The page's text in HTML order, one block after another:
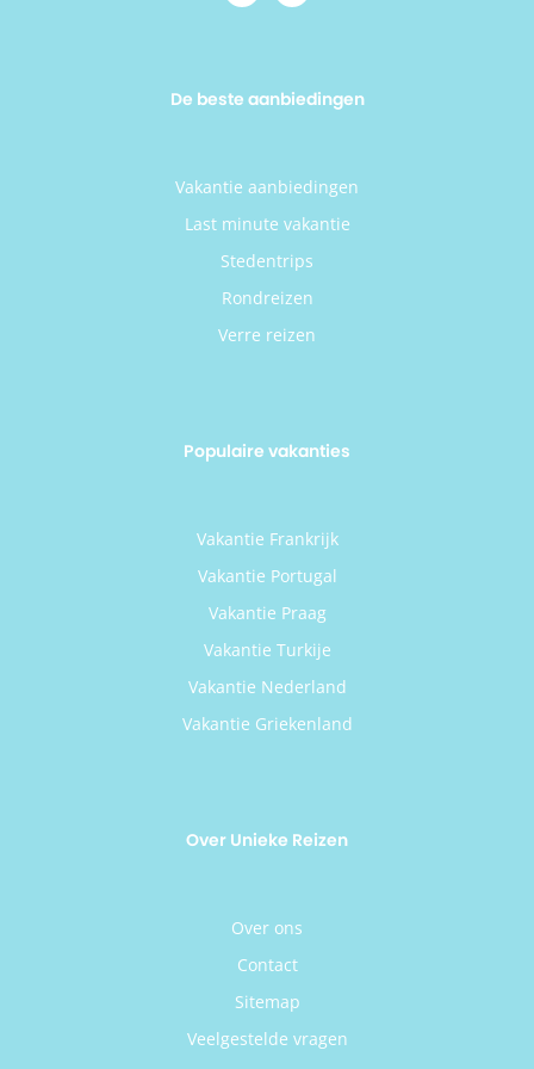
De beste aanbiedingen
Vakantie aanbiedingen
Last minute vakantie
Stedentrips
Rondreizen
Verre reizen
Populaire vakanties
Vakantie Frankrijk
Vakantie Portugal
Vakantie Praag
Vakantie Turkije
Vakantie Nederland
Vakantie Griekenland
Over Unieke Reizen
Over ons
Contact
Sitemap
Veelgestelde vragen